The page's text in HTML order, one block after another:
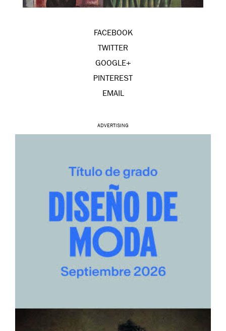
FACEBOOK
TWITTER
GOOGLE+
PINTEREST
EMAIL
ADVERTISING